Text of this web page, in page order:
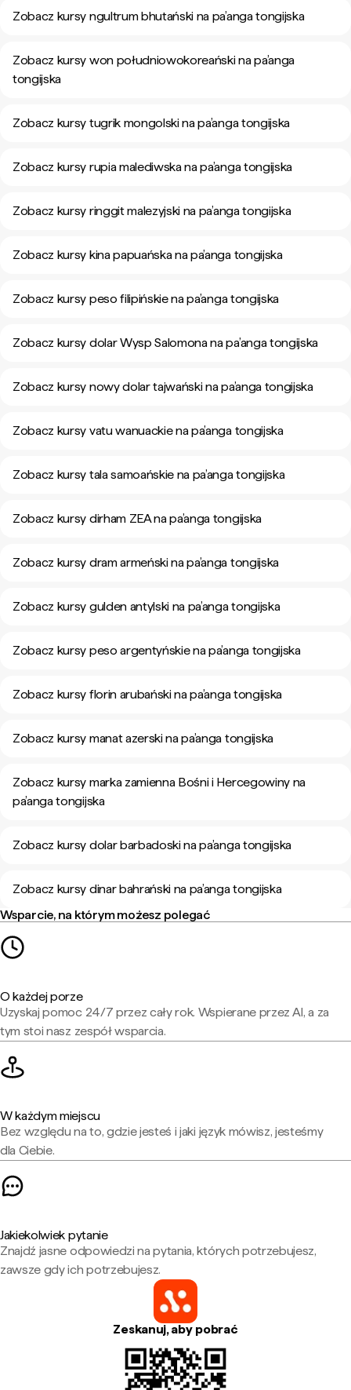
Zobacz kursy ngultrum bhutański na pa’anga tongijska
Zobacz kursy won południowokoreański na pa’anga
tongijska
Zobacz kursy tugrik mongolski na pa’anga tongijska
Zobacz kursy rupia malediwska na pa’anga tongijska
Zobacz kursy ringgit malezyjski na pa’anga tongijska
Zobacz kursy kina papuańska na pa’anga tongijska
Zobacz kursy peso filipińskie na pa’anga tongijska
Zobacz kursy dolar Wysp Salomona na pa’anga tongijska
Zobacz kursy nowy dolar tajwański na pa’anga tongijska
Zobacz kursy vatu wanuackie na pa’anga tongijska
Zobacz kursy tala samoańskie na pa’anga tongijska
Zobacz kursy dirham ZEA na pa’anga tongijska
Zobacz kursy dram armeński na pa’anga tongijska
Zobacz kursy gulden antylski na pa’anga tongijska
Zobacz kursy peso argentyńskie na pa’anga tongijska
Zobacz kursy florin arubański na pa’anga tongijska
Zobacz kursy manat azerski na pa’anga tongijska
Zobacz kursy marka zamienna Bośni i Hercegowiny na
pa’anga tongijska
Zobacz kursy dolar barbadoski na pa’anga tongijska
Zobacz kursy dinar bahrański na pa’anga tongijska
Wsparcie, na którym możesz polegać
O każdej porze
Uzyskaj pomoc 24/7 przez cały rok. Wspierane przez AI, a za
tym stoi nasz zespół wsparcia.
W każdym miejscu
Bez względu na to, gdzie jesteś i jaki język mówisz, jesteśmy
dla Ciebie.
Jakiekolwiek pytanie
Znajdź jasne odpowiedzi na pytania, których potrzebujesz,
zawsze gdy ich potrzebujesz.
Zeskanuj, aby pobrać